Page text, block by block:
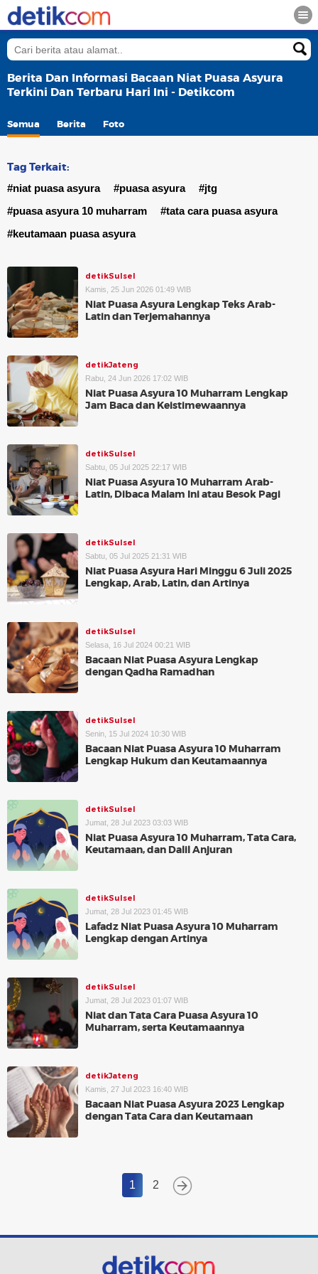
Berita Dan Informasi Bacaan Niat Puasa Asyura
Terkini Dan Terbaru Hari Ini - Detikcom
Semua Berita Foto
Tag Terkait:
#niat puasa asyura #puasa asyura
#jtg
#puasa asyura 10 muharram
#tata cara puasa asyura
#keutamaan puasa asyura
detikSulsel
Kamis, 25 Jun 2026 01:49 WIB
Niat Puasa Asyura Lengkap Teks Arab-
Latin dan Terjemahannya
detikJateng
Rabu, 24 Jun 2026 17:02 WIB
Niat Puasa Asyura 10 Muharram Lengkap
Jam Baca dan Keistimewaannya
detikSulsel
Sabtu, 05 Jul 2025 22:17 WIB
Niat Puasa Asyura 10 Muharram Arab-
Latin, Dibaca Malam Ini atau Besok Pagi
detikSulsel
Sabtu, 05 Jul 2025 21:31 WIB
Niat Puasa Asyura Hari Minggu 6 Juli 2025
Lengkap, Arab, Latin, dan Artinya
detikSulsel
Selasa, 16 Jul 2024 00:21 WIB
Bacaan Niat Puasa Asyura Lengkap
dengan Qadha Ramadhan
detikSulsel
Senin, 15 Jul 2024 10:30 WIB
Bacaan Niat Puasa Asyura 10 Muharram
Lengkap Hukum dan Keutamaannya
detikSulsel
Jumat, 28 Jul 2023 03:03 WIB
Niat Puasa Asyura 10 Muharram, Tata Cara,
Keutamaan, dan Dalil Anjuran
detikSulsel
Jumat, 28 Jul 2023 01:45 WIB
Lafadz Niat Puasa Asyura 10 Muharram
Lengkap dengan Artinya
detikSulsel
Jumat, 28 Jul 2023 01:07 WIB
Niat dan Tata Cara Puasa Asyura 10
Muharram, serta Keutamaannya
detikJateng
Kamis, 27 Jul 2023 16:40 WIB
Bacaan Niat Puasa Asyura 2023 Lengkap
dengan Tata Cara dan Keutamaan
1 2